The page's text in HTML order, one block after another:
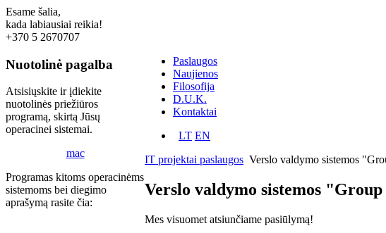
Esame šalia,
kada labiausiai reikia!
+370 5 2670707
Nuotolinė pagalba
Atsisiųskite ir įdiekite
nuotolinės priežiūros
programą, skirtą Jūsų
operacinei sistemai.
mac
Programas kitoms operacinėms
sistemoms bei diegimo
aprašymą rasite čia:
Paslaugos
Naujienos
Filosofija
D.U.K.
Kontaktai
LT EN
IT projektai paslaugos Verslo valdymo sistemos
Verslo valdymo sistemos
Mes visuomet atsiunčiame pasiūlymą!